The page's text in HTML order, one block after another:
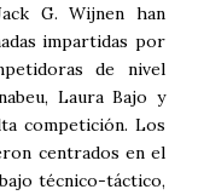
G. Wijnen han
impartidas por
de nivel
Laura Bajo y
competición. Los
centrados en el
técnico-táctico,